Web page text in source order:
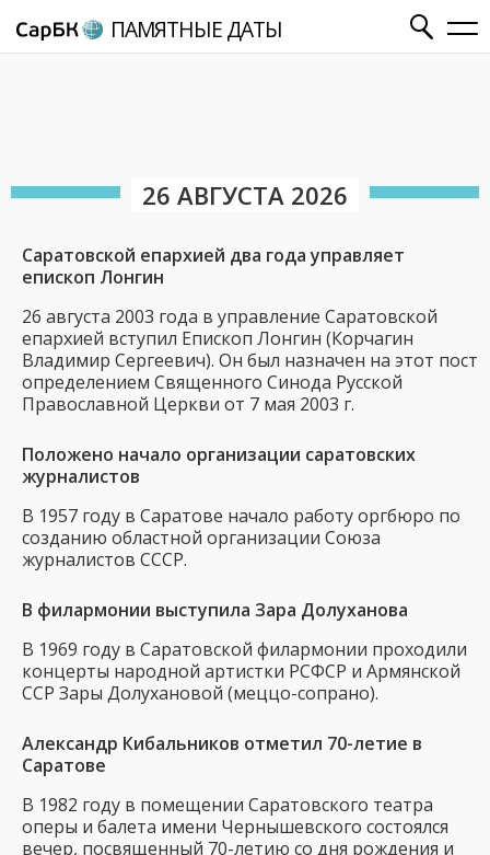
ПАМЯТНЫЕ ДАТЫ
26 АВГУСТА 2026
Саратовской епархией два года управляет
епископ Лонгин
26 августа 2003 года в управление Саратовской
епархией вступил Епископ Лонгин (Корчагин
Владимир Сергеевич). Он был назначен на этот пост
определением Священного Синода Русской
Православной Церкви от 7 мая 2003 г.
Положено начало организации саратовских
журналистов
В 1957 году в Саратове начало работу оргбюро по
созданию областной организации Союза
журналистов СССР.
В филармонии выступила Зара Долуханова
В 1969 году в Саратовской филармонии проходили
концерты народной артистки РСФСР и Армянской
ССР Зары Долухановой (меццо-сопрано).
Александр Кибальников отметил 70-летие в
Саратове
В 1982 году в помещении Саратовского театра
оперы и балета имени Чернышевского состоялся
вечер, посвященный 70-летию со дня рождения и